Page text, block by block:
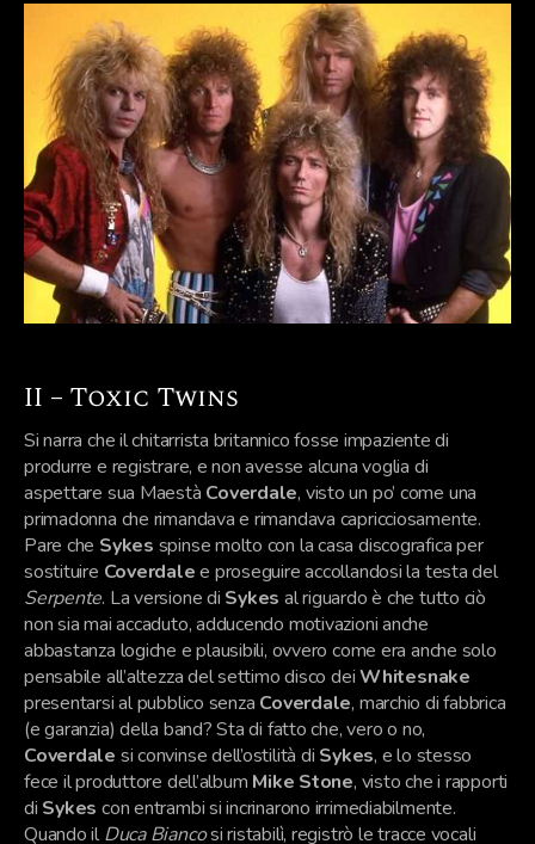
II – Toxic Twins
Si narra che il chitarrista britannico fosse impaziente di
produrre e registrare, e non avesse alcuna voglia di
aspettare sua Maestà Coverdale, visto un po’ come una
primadonna che rimandava e rimandava capricciosamente.
Pare che Sykes spinse molto con la casa discografica per
sostituire Coverdalee proseguire accollandosi la testa del
Serpente. La versione di Sykes al riguardo è che tutto ciò
non sia mai accaduto, adducendo motivazioni anche
abbastanza logiche e plausibili, ovvero come era anche solo
pensabile all’altezza del settimo disco deiWhitesnake
presentarsi al pubblico senza Coverdale, marchio di fabbrica
(e garanzia) della band? Sta di fatto che, vero o no,
Coverdale si convinse dell’ostilità di Sykes, e lo stesso
fece il produttore dell’album Mike Stone, visto che i rapporti
di Sykes con entrambi si incrinarono irrimediabilmente.
Quando il Duca Biancosi ristabilì, registrò le tracce vocali